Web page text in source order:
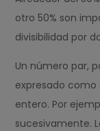
otro 50% son
divisibilidad por
Un número par,
expresado
entero. Por
sucesivamente.